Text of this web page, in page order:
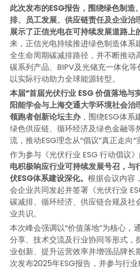
此次发布的ESG报告，围绕绿色制造
排、员工发展、供应链责任及企业治
展示了正信光电在可持续发展道路上
来，正信光电持续推进绿色制造体系
全生命周期碳减排路径，并不断推动
碳系列产品、BIPV及光储充一体化等
以实际行动助力全球能源转型。
本届“首届光伏行业 ESG 价值落地与
阳能学会与上海交通大学环境社会治
领跑者创新论坛主办，围绕ESG体系
绿色供应链、循环经济及绿色金融等
流，推动ESG理念从“倡议”真正走向“
作为参与《光伏行业 ESG 行动倡议》
电积极响应行业可持续发展号召，与
伏ESG体系建设深化。 根据会议内容
会企业共同发起并签署《光伏行业
碳减排、循环经济、供应链合规及社
业共识。
本次峰会强调以“价值落地”为核心，
分享、技术交流及行业协同等形式，
业创新、提升运营效率并增强品牌长
次发布2025年ESG报告，并参与行
双玻技术：如何具有更稳定输出电力的优势
双玻光伏组件具有明显的发电优势。玻璃